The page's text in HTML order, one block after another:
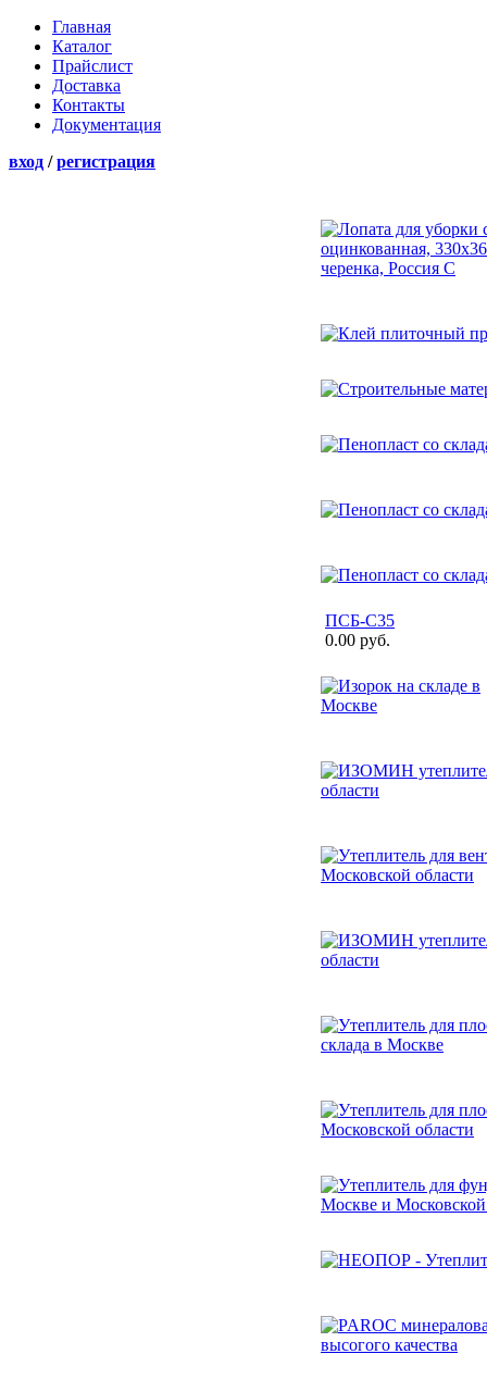
Главная
Каталог
Прайслист
Доставка
Контакты
Документация
вход /регистрация
ПСБ-С35
0.00 руб.